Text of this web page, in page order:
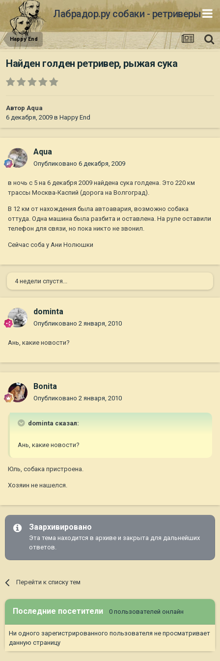
Лабрадор.ру собаки - ретриверы
Happy End
Найден голден ретривер, рыжая сука
Автор Aqua
6 декабря, 2009 в Happy End
Aqua
Опубликовано 6 декабря, 2009
в ночь с 5 на 6 декабря 2009 найдена сука голдена. Это 220 км
трассы Москва-Каспий (дорога на Волгоград).
В 12 км от нахождения была автоавария, возможно собака
оттуда. Одна машина была разбита и оставлена. На руле оставили
телефон для связи, но пока никто не звонил.
Сейчас соба у Ани Нолюшки
4 недели спустя...
dominta
Опубликовано 2 января, 2010
Ань, какие новости?
Bonita
Опубликовано 2 января, 2010
dominta сказал:
Ань, какие новости?
Юль, собака пристроена.
Хозяин не нашелся.
Заархивировано
Эта тема находится в архиве и закрыта для дальнейших
ответов.
Перейти к списку тем
Последние посетители 0 пользователей онлайн
Ни одного зарегистрированного пользователя не просматривает
данную страницу